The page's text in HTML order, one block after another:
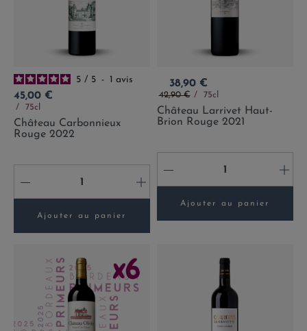
5 / 5 - 1 avis
Prix
45,00 €
75cl
Château Carbonnieux
Rouge 2022
- +
Ajouter au panier
Prix
38,90 €
Prix de base
42,90 € 75cl
Château Larrivet Haut-
Brion Rouge 2021
- +
Ajouter au panier